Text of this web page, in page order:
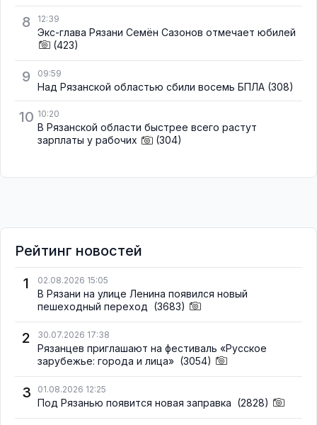
8 12:39
Экс-глава Рязани Семён Сазонов отмечает юбилей
(423)
9 09:59
Над Рязанской областью сбили восемь БПЛА (308)
10 10:20
В Рязанской области быстрее всего растут
зарплаты у рабочих
(304)
Рейтинг новостей
1
02.08.2026 15:05
В Рязани на улице Ленина появился новый
пешеходный переход (3683)
2 30.07.2026 17:38
Рязанцев приглашают на фестиваль «Русское
зарубежье: города и лица» (3054)
3 01.08.2026 12:25
Под Рязанью появится новая заправка (2828)